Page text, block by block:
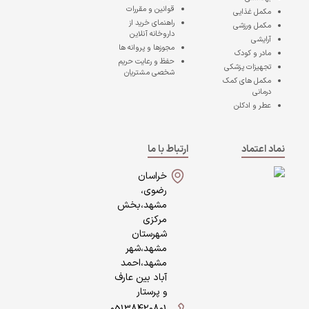
مکمل غذایی
مکمل ورزشی
آرایشی
مادر و کودک
تجهیزات پزشکی
مکمل های کمک
درمانی
عطر و ادکلن
قوانین و مقررات
راهنمای خرید از
داروخانه آنلاین
مجوزها و پروانه ها
حفظ و رعایت حریم
شخصی مشتریان
نماد اعتماد
ارتباط با ما
خراسان
رضوی،
مشهد،بخش
مرکزی
شهرستان
مشهد،شهر
مشهد،احمد
آباد بین عارف
و پرستار